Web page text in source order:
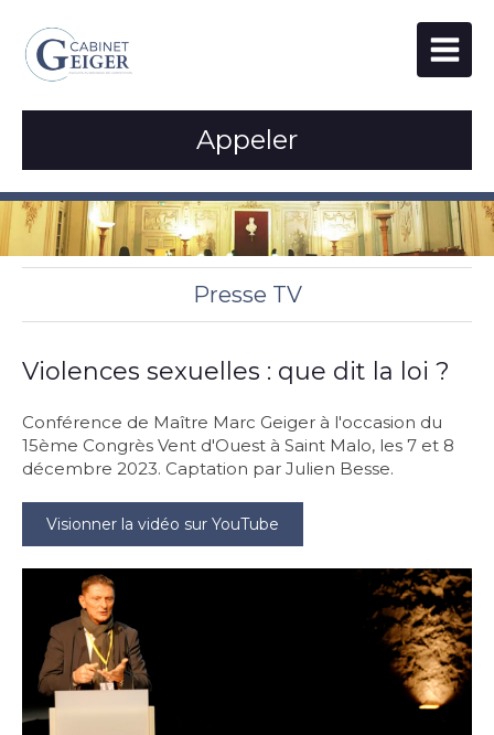
Appeler
Presse TV
Violences sexuelles : que dit la loi ?
Conférence de Maître Marc Geiger à l'occasion du
15ème Congrès Vent d'Ouest à Saint Malo, les 7 et 8
décembre 2023. Captation par Julien Besse.
Visionner la vidéo sur YouTube